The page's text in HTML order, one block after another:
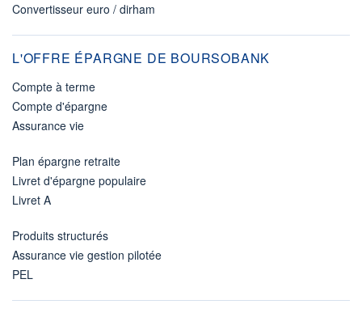
Convertisseur euro / dirham
L'OFFRE ÉPARGNE DE BOURSOBANK
Compte à terme
Compte d'épargne
Assurance vie
Plan épargne retraite
Livret d'épargne populaire
Livret A
Produits structurés
Assurance vie gestion pilotée
PEL